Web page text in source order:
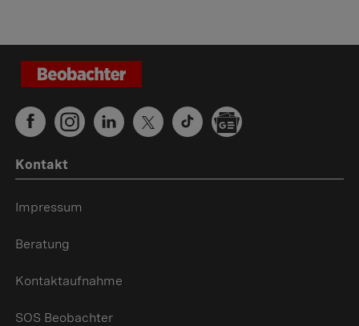
Kontakt
Impressum
Beratung
Kontaktaufnahme
SOS Beobachter